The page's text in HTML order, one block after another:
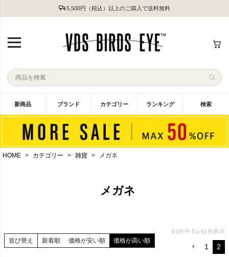
5,500円（税込）以上のご購入で送料無料
新商品 ブランド カテゴリー ランキング 検索
HOME カテゴリー 雑貨 メガネ
メガネ
並び替え 新着順 価格が安い順 価格が高い順
61件中 51-61 件表示
1 2